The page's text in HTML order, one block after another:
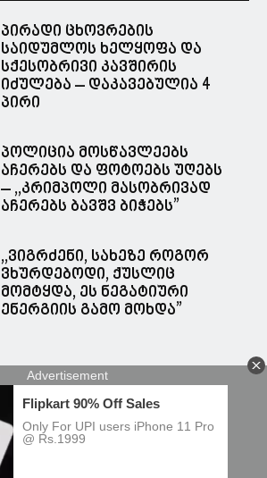
პირადი ცხოვრების
საიდუმლოს ხელყოფა და
სქესობრივი კავშირის
იძულება – დაკავებულია 4
პირი
პოლიცია მოსწავლეებს
აჩერებს და ფოტოებს უღებს
– ,,კრიმპოლი მასობრივად
აჩერებს ბავშვ ბიჭებს”
,,ვიგრძენი, სახეზე როგორ
ვხურდებოდი, ქუსლიც
მომტყდა, ეს ნეგატიური
ენერგიის გამო მოხდა”
© Spacesnews • სფეისნიუსი